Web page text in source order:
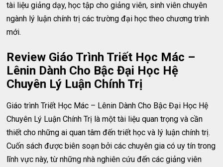
tài liệu giảng dạy, học tập cho giảng viên, sinh viên chuyên
ngành lý luận chính trị các trường đại học theo chương trình
mới.
Review Giáo Trình Triết Học Mác –
Lênin Dành Cho Bậc Đại Học Hệ
Chuyên Lý Luận Chính Trị
Giáo trình Triết Học Mác – Lênin Dành Cho Bậc Đại Học Hệ
Chuyên Lý Luận Chính Trị là một tài liệu quan trọng và cần
thiết cho những ai quan tâm đến triết học và lý luận chính trị.
Cuốn sách được biên soạn bởi các chuyên gia có uy tín trong
lĩnh vực này, từ những nhà nghiên cứu đến các giảng viên